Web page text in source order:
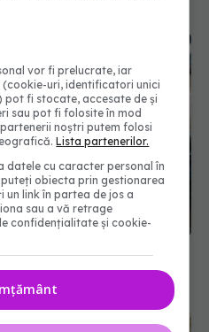
anunț despre
vor fi prelucrate, iar
uri, identificatori unici
fi stocate, accesate de și
sau pot fi folosite în mod
noștri putem folosi
Lista partenerilor.
datele cu caracter personal în
obiecta prin gestionarea
un link în partea de jos a
sau a vă retrage
confidențialitate și cookie-